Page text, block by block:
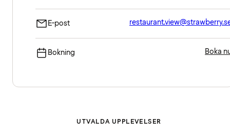
E-post
Bokning Boka
UTVALDA UPPLEVELSER